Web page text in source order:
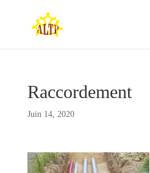
Raccordement
Juin 14, 2020